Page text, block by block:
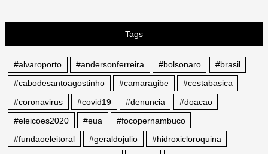
Tags
#alvaroporto #andersonferreira #bolsonaro
#brasil
#cabodesantoagostinho
#camaragibe
#cestabasica
#coronavirus
#covid19 #denuncia
#doacao
#eleicoes2020
#eua
#focopernambuco
#fundaoeleitoral
#geraldojulio
#hidroxicloroquina